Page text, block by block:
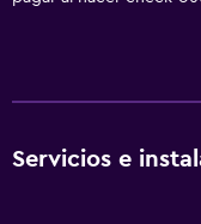
Servicios e